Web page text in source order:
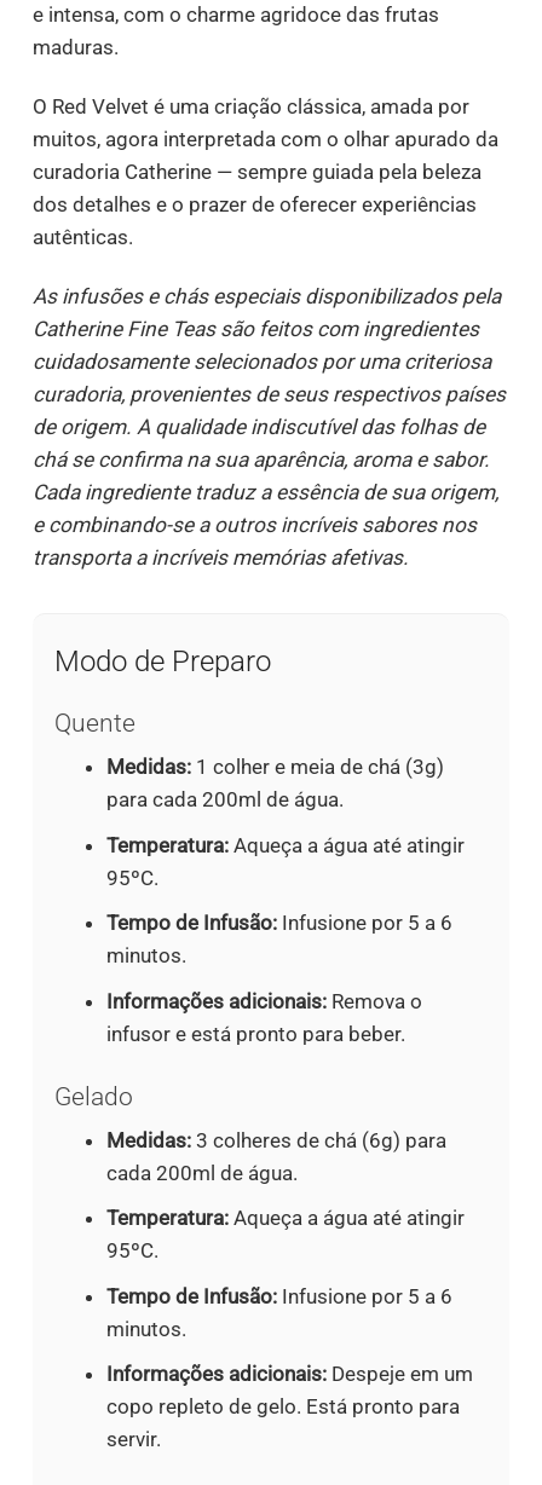
e intensa, com o charme agridoce das frutas
maduras.
O Red Velvet é uma criação clássica, amada por
muitos, agora interpretada com o olhar apurado da
curadoria Catherine — sempre guiada pela beleza
dos detalhes e o prazer de oferecer experiências
autênticas.
As infusões e chás especiais disponibilizados pela
Catherine Fine Teas são feitos com ingredientes
cuidadosamente selecionados por uma criteriosa
curadoria, provenientes de seus respectivos países
de origem. A qualidade indiscutível das folhas de
chá se confirma na sua aparência, aroma e sabor.
Cada ingrediente traduz a essência de sua origem,
e combinando-se a outros incríveis sabores nos
transporta a incríveis memórias afetivas.
Modo de Preparo
Quente
Medidas:1 colher e meia de chá (3g)
para cada 200ml de água.
Temperatura:Aqueça a água até atingir
95ºC.
Tempo de Infusão:Infusione por 5 a 6
minutos.
Informações adicionais:Remova o
infusor e está pronto para beber.
Gelado
Medidas:3 colheres de chá (6g) para
cada 200ml de água.
Temperatura:Aqueça a água até atingir
95ºC.
Tempo de Infusão:Infusione por 5 a 6
minutos.
Informações adicionais:Despeje em um
copo repleto de gelo. Está pronto para
servir.